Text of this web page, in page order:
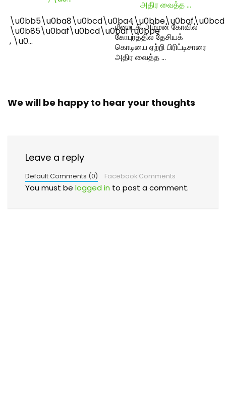
\u0bb5\u0ba8\u0bcd\u0ba4\u0bbe\u0baf\u0bcd
\u0b85\u0baf\u0bcd\u0baf\u0bbe
, \u0…
மீனாட்சி அம்மன் கோவில்
கோபுரத்தில் தேசியக்
கொடியை ஏற்றி பிரிட்டிசாரை
அதிர வைத்த …
We will be happy to hear your thoughts
Leave a reply
Default Comments (0) Facebook Comments
You must be logged in to post a comment.